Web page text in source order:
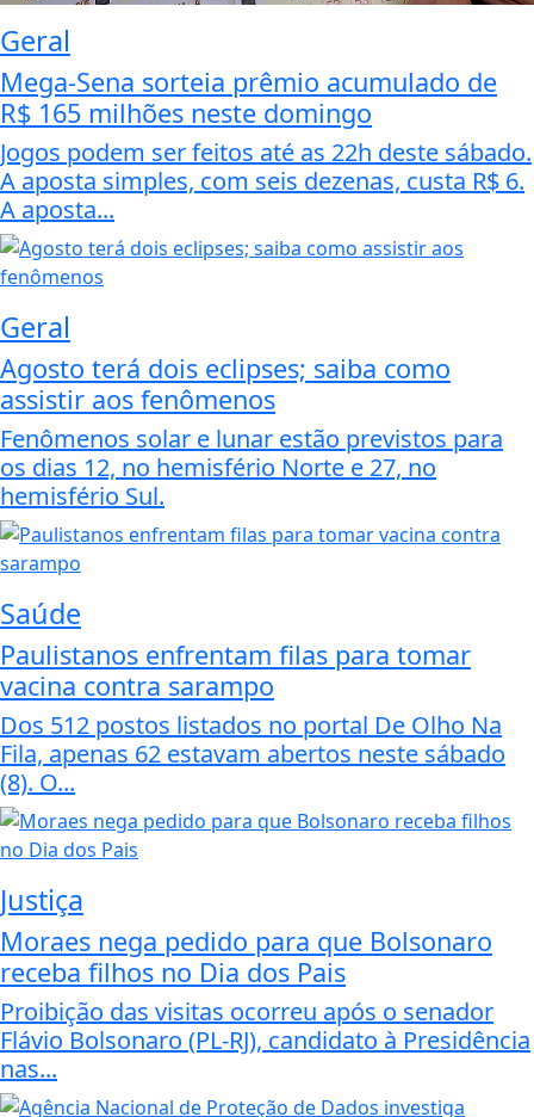
Geral
Mega-Sena sorteia prêmio acumulado de
R$ 165 milhões neste domingo
Jogos podem ser feitos até as 22h deste sábado.
A aposta simples, com seis dezenas, custa R$ 6.
A aposta...
Geral
Agosto terá dois eclipses; saiba como
assistir aos fenômenos
Fenômenos solar e lunar estão previstos para
os dias 12, no hemisfério Norte e 27, no
hemisfério Sul.
Saúde
Paulistanos enfrentam filas para tomar
vacina contra sarampo
Dos 512 postos listados no portal De Olho Na
Fila, apenas 62 estavam abertos neste sábado
(8). O...
Justiça
Moraes nega pedido para que Bolsonaro
receba filhos no Dia dos Pais
Proibição das visitas ocorreu após o senador
Flávio Bolsonaro (PL-RJ), candidato à Presidência
nas...